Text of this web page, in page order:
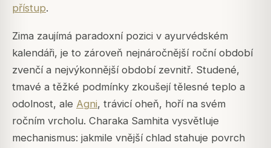
přístup.
Zima zaujímá paradoxní pozici v ayurvédském
kalendáři, je to zároveň nejnáročnější roční období
zvenčí a nejvýkonnější období zevnitř. Studené,
tmavé a těžké podmínky zkoušejí tělesné teplo a
odolnost, ale Agni, trávicí oheň, hoří na svém
ročním vrcholu. Charaka Samhita vysvětluje
mechanismus: jakmile vnější chlad stahuje povrch